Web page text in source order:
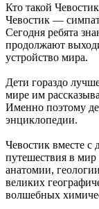
Кто такой
Чевостик —
Сегодня ребята
продолжают
устройство мира.
Дети гораздо
мире им
Именно поэтому
энциклопедии.
Чевостик вместе с
путешествия в
анатомии,
великих
волшебных